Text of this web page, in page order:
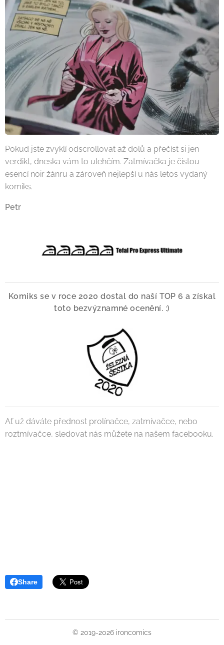
Pokud jste zvyklí odscrollovat až dolů a přečíst si jen
verdikt, dneska vám to ulehčím. Zatmívačka je čistou
esencí noir žánru a zároveň nejlepší u nás letos vydaný
komiks.
Petr
Komiks se v roce 2020 dostal do naší TOP 6 a získal
toto bezvýznamné ocenění. :)
Ať už dáváte přednost prolínačce, zatmívačce, nebo
roztmívačce, sledovat nás můžete na našem facebooku.
Share
© 2019-2026 ironcomics